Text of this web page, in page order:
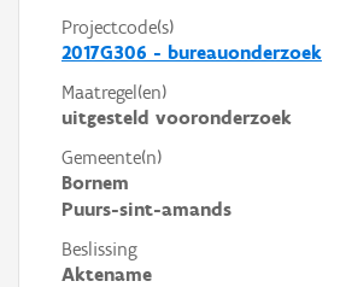
Projectcode(s)
2017G306 - bureauonderzoek
Maatregel(en)
uitgesteld vooronderzoek
Gemeente(n)
Bornem
Puurs-sint-amands
Beslissing
Aktename